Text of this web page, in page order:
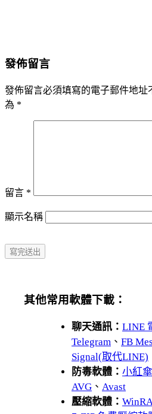
發佈留言
發佈留言必須填寫的電子郵件地址
為 *
留言 *
顯示名稱
其他常用軟體下載：
聊天通訊： LINE
Telegram 、 FB
Signal(取代LINE)
防毒軟體： 小紅傘
AVG 、 Avast
壓縮軟體：